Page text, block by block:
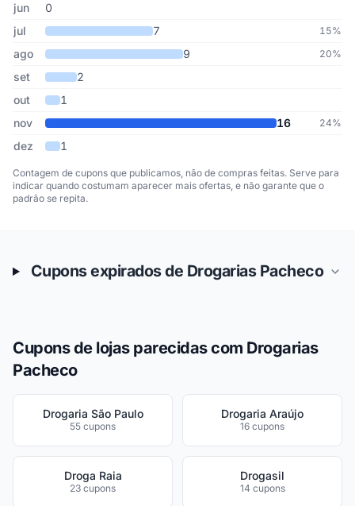
jun
0
jul
7 15%
ago 9 20%
set
2
out
1
nov
16 24%
dez 1
Contagem de cupons que publicamos, não de compras feitas. Serve para
indicar quando costumam aparecer mais ofertas, e não garante que o
padrão se repita.
Cupons expirados de Drogarias Pacheco
Cupons de lojas parecidas com Drogarias
Pacheco
Drogaria São Paulo
55 cupons
Drogaria Araújo
16 cupons
Droga Raia
23 cupons
Drogasil
14 cupons